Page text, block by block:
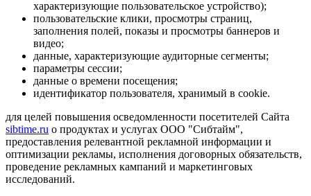
характеризующие пользовательское устройство);
пользовательские клики, просмотры страниц,
заполнения полей, показы и просмотры баннеров и
видео;
данные, характеризующие аудиторные сегменты;
параметры сессии;
данные о времени посещения;
идентификатор пользователя, хранимый в cookie.
для целей повышения осведомленности посетителей Сайта
sibtime.ru о продуктах и услугах ООО "Сибтайм",
предоставления релевантной рекламной информации и
оптимизации рекламы, исполнения договорных обязательств,
проведение рекламных кампаний и маркетинговых
исследований.